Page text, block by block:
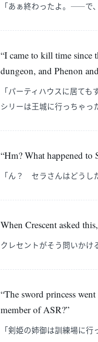
「あぁ終わったよ。――で
“I came to kill time since
dungeon, and Phenon
「パーティハウスに居て
シリーは王城に行っちゃっ
“Hm? What happened to
「ん？ セラさんはどうし
When Crescent asked
クレセントがそう問いかけ
“The sword princess
member of ASR?”
「剣姫の姉御は訓練場に